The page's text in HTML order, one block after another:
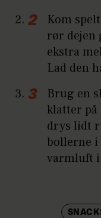
Kom
rør dejen
ekstra
Lad den
Brug en
klatter på
drys lidt
bollerne i
varmluft